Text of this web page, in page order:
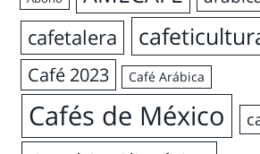
cafetalera
Café 2023 Café Arábica
Cafés de México